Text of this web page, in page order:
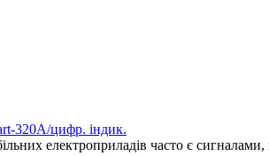
320A/цифр. індик.
електроприладів часто є